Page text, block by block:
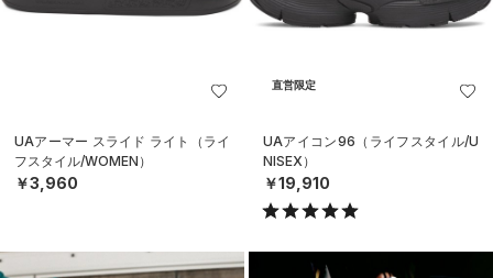
UAアーマー スライド ライト（ライ
フスタイル/WOMEN）
￥3,960
直営限定
UAアイコン96（ライフスタイル/U
NISEX）
￥19,910